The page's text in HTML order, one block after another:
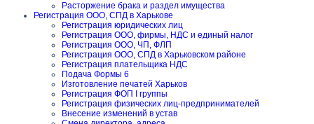
Расторжение брака и раздел имущества
Регистрация ООО, СПД в Харькове
Регистрация юридических лиц
Регистрация ООО, фирмы, НДС и единый налог
Регистрация ООО, ЧП, ФЛП
Регистрация ООО, СПД в Харьковском районе
Регистрация плательщика НДС
Подача Формы 6
Изготовление печатей Харьков
Регистрация ФОП I группы
Регистрация физических лиц-предпринимателей
Внесение изменений в устав